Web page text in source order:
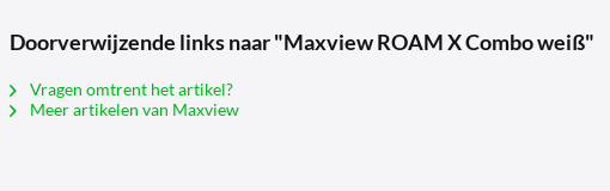
Doorverwijzende links naar "Maxview ROAM X Combo weiß"
Vragen omtrent het artikel?
Meer artikelen van Maxview